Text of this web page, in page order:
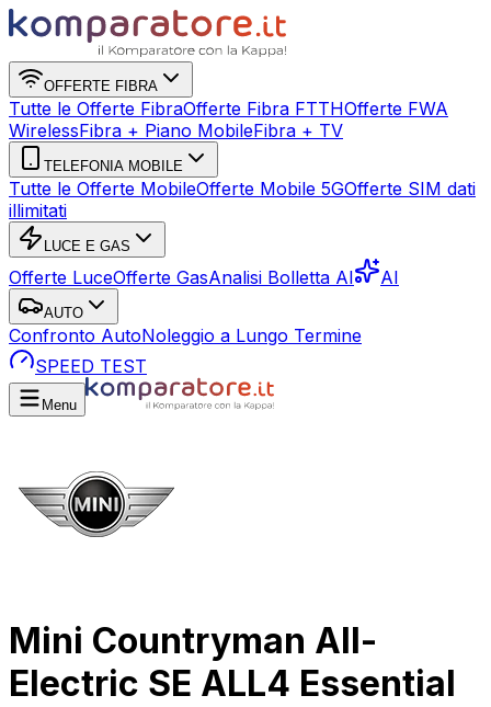
OFFERTE FIBRA
Tutte le Offerte FibraOfferte Fibra FTTHOfferte FWA
WirelessFibra + Piano MobileFibra + TV
TELEFONIA MOBILE
Tutte le Offerte MobileOfferte Mobile 5GOfferte SIM dati
illimitati
LUCE E GAS
Offerte LuceOfferte GasAnalisi Bolletta AI AI
AUTO
Confronto AutoNoleggio a Lungo Termine
SPEED TEST
Menu
Mini Countryman All-
Electric SE ALL4 Essential